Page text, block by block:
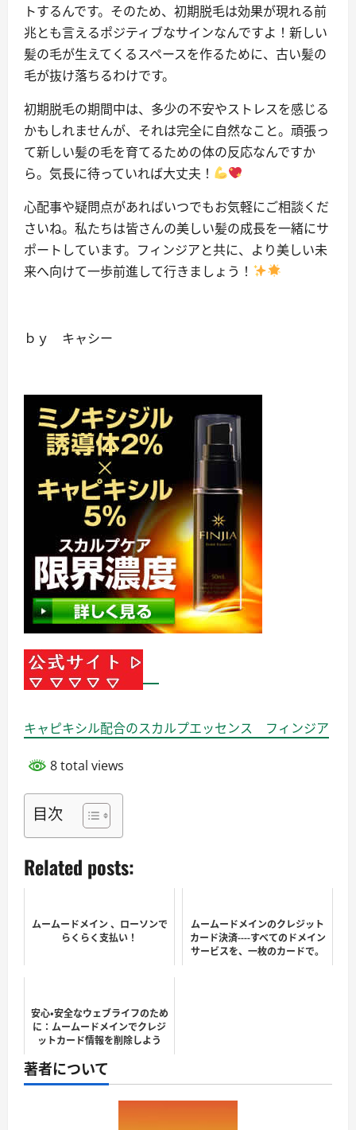
トするんです。そのため、初期脱毛は効果が現れる前
兆とも言えるポジティブなサインなんですよ！新しい
髪の毛が生えてくるスペースを作るために、古い髪の
毛が抜け落ちるわけです。
初期脱毛の期間中は、多少の不安やストレスを感じる
かもしれませんが、それは完全に自然なこと。頑張っ
て新しい髪の毛を育てるための体の反応なんですか
ら。気長に待っていれば大丈夫！
心配事や疑問点があればいつでもお気軽にご相談くだ
さいね。私たちは皆さんの美しい髪の成長を一緒にサ
ポートしています。フィンジアと共に、より美しい未
来へ向けて一歩前進して行きましょう！
ｂｙ キャシー
キャピキシル配合のスカルプエッセンス フィンジア
8 total views
目次
Related posts:
ムームードメイン 、ローソンで
らくらく支払い！
ムームードメインのクレジット
カード決済----すべてのドメイン
サービスを、一枚のカードで。
安心・安全なウェブライフのため
に：ムームードメインでクレジ
ットカード情報を削除しよう
著者について